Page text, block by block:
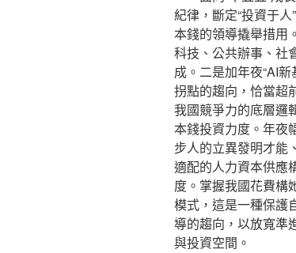
紀律，斷定“投資于
本錢的領導撬舉措用
科技、公共辦事、社
成。二是加年夜“AI
拐點的趨向，恰當超
我國競爭力的底層邏
本錢投資力度。年夜
步人的立異發明才能
適配的人力資本供應
度。掌握我國花費構
模式，這是一種保護
導的趨向，以放寬準
與投資空間。